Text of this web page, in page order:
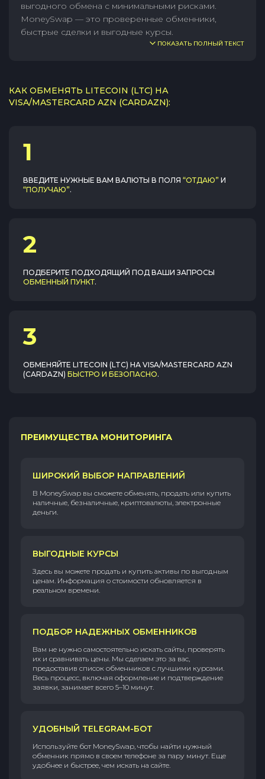
выгодного обмена с минимальными рисками.
MoneySwap — это проверенные обменники,
быстрые сделки и выгодные курсы.
ПОКАЗАТЬ ПОЛНЫЙ ТЕКСТ
КАК ОБМЕНЯТЬ LITECOIN (LTC) НА
VISA/MASTERCARD AZN (CARDAZN):
1
ВВЕДИТЕ НУЖНЫЕ ВАМ ВАЛЮТЫ В ПОЛЯ “ОТДАЮ” И
“ПОЛУЧАЮ”.
2
ПОДБЕРИТЕ ПОДХОДЯЩИЙ ПОД ВАШИ ЗАПРОСЫ
ОБМЕННЫЙ ПУНКТ.
3
ОБМЕНЯЙТЕ LITECOIN (LTC) НА VISA/MASTERCARD AZN
(CARDAZN) БЫСТРО И БЕЗОПАСНО.
ПРЕИМУЩЕСТВА МОНИТОРИНГА
ШИРОКИЙ ВЫБОР НАПРАВЛЕНИЙ
В MoneySwap вы сможете обменять, продать или купить
наличные, безналичные, криптовалюты, электронные
деньги.
ВЫГОДНЫЕ КУРСЫ
Здесь вы можете продать и купить активы по выгодным
ценам. Информация о стоимости обновляется в
реальном времени.
ПОДБОР НАДЕЖНЫХ ОБМЕННИКОВ
Вам не нужно самостоятельно искать сайты, проверять
их и сравнивать цены. Мы сделаем это за вас,
предоставив список обменников с лучшими курсами.
Весь процесс, включая оформление и подтверждение
заявки, занимает всего 5–10 минут.
УДОБНЫЙ TELEGRAM-БОТ
Используйте бот MoneySwap, чтобы найти нужный
обменник прямо в своем телефоне за пару минут. Еще
удобнее и быстрее, чем искать на сайте.